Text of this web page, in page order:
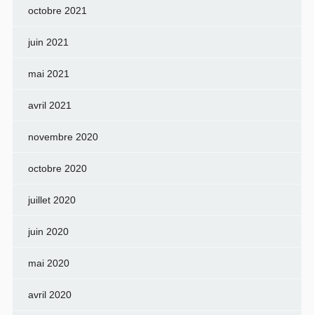
octobre 2021
juin 2021
mai 2021
avril 2021
novembre 2020
octobre 2020
juillet 2020
juin 2020
mai 2020
avril 2020